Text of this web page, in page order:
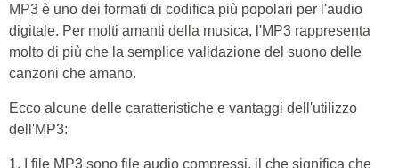
MP3 è uno dei formati di codifica più popolari per l'audio
digitale. Per molti amanti della musica, l'MP3 rappresenta
molto di più che la semplice validazione del suono delle
canzoni che amano.
Ecco alcune delle caratteristiche e vantaggi dell'utilizzo
dell'MP3:
1. I file MP3 sono file audio compressi, il che significa che